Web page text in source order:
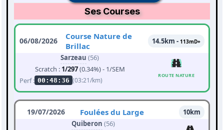
Ses Courses
06/08/2026
Course Nature de
Brillac
14.5km - 113mD+
Sarzeau (56)
Scratch : 1/297(0.34%) - 1/SEM
Perf : 00:48:36 (03:21/km)
ROUTE NATURE
19/07/2026 Foulées du Large
10km
Quiberon (56)